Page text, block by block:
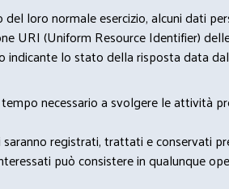
loro normale esercizio, alcuni dati
URI (Uniform Resource Identifier)
lo stato della risposta data
necessario a svolgere le attività
registrati, trattati e conservati
può consistere in qualunque